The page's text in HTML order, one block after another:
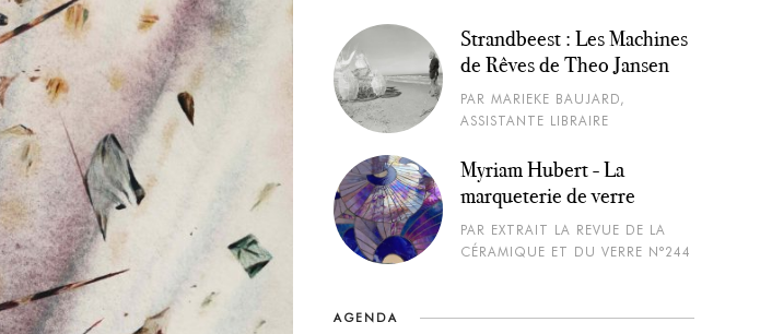
Strandbeest : Les Machines
de Rêves de Theo Jansen
PAR MARIEKE BAUJARD,
ASSISTANTE LIBRAIRE
Myriam Hubert - La
marqueterie de verre
PAR EXTRAIT LA REVUE DE LA
CÉRAMIQUE ET DU VERRE N°244
AGENDA